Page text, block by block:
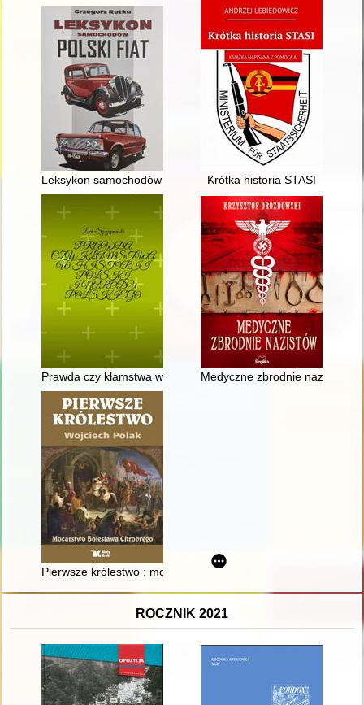
Leksykon samochodów : Polski FiatKrótka historia STASI
Prawda czy kłamstwa w historii Polski i narodu polskiego
Medyczne zbrodnie nazistów
Pierwsze królestwo : mocarstwo Bolesława Chrobrego
ROCZNIK 2021